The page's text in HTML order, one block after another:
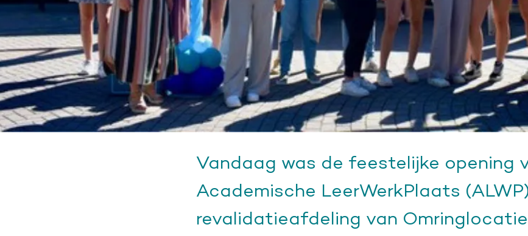
Vandaag was de feestelijke opening
Academische LeerWerkPlaats
revalidatieafdeling van Omringlocatie